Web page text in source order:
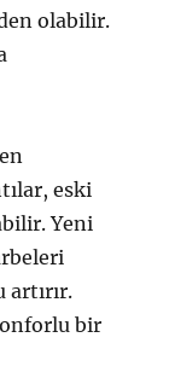
olabilir.
eski
Yeni
bir